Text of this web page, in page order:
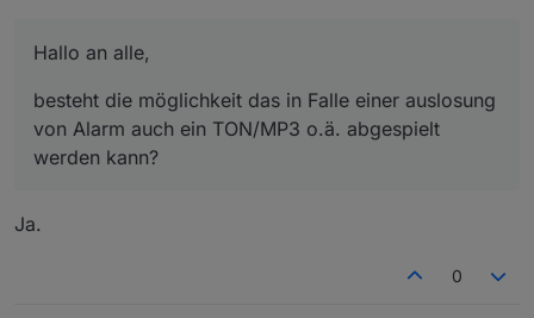
Hallo an alle,
besteht die möglichkeit das in Falle einer auslosung
von Alarm auch ein TON/MP3 o.ä. abgespielt
werden kann?
Ja.
0